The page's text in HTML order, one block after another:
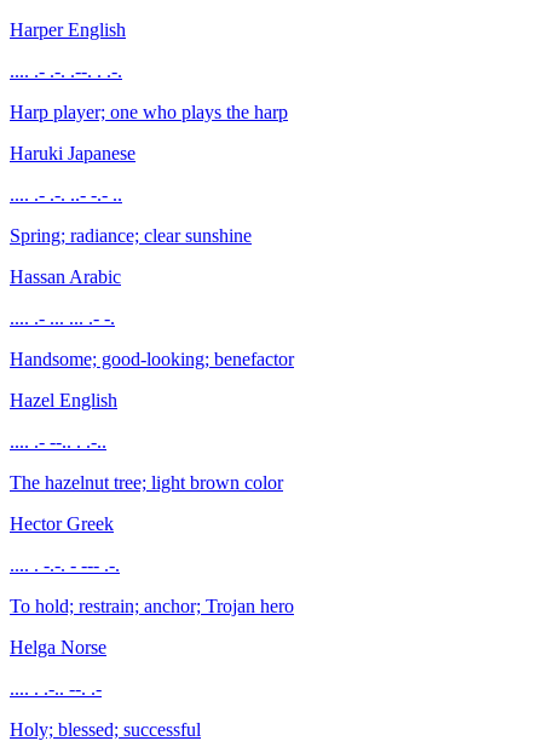
HarperEnglish
.... .- .-. .--. . .-.
Harp player; one who plays the harp
Haruki Japanese
.... .- .-. ..- -.- ..
Spring; radiance; clear sunshine
Hassan Arabic
.... .- ... ... .- -.
Handsome; good-looking; benefactor
Hazel English
.... .- --.. . .-..
The hazelnut tree; light brown color
HectorGreek
.... . -.-. - --- .-.
To hold; restrain; anchor; Trojan hero
Helga Norse
.... . .-.. --. .-
Holy; blessed; successful